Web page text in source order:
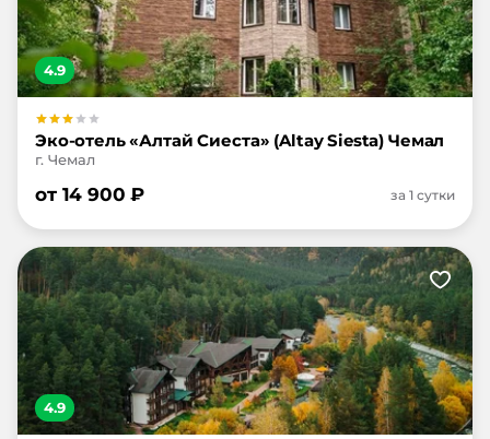
4.9
Эко-отель «Алтай Сиеста» (Altay Siesta) Чемал
г. Чемал
от 14 900 ₽ за 1 сутки
4.9